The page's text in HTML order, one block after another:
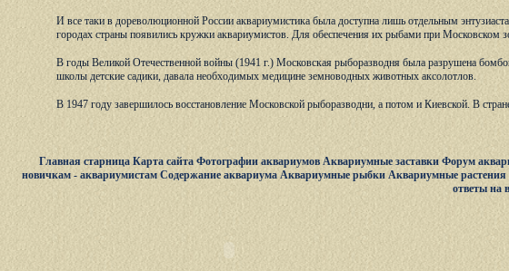
И все таки в дореволюционной России аквариумистика была доступна лишь отдельным
городах страны появились кружки аквариумистов. Для обеспечения их рыбами при Московском
В годы Великой Отечественной войны (1941 г.) Московская рыборазводня была разрушена
школы детские садики, давала необходимых медицине земноводных животных аксолотлов.
В 1947 году завершилось восстановление Московской рыборазводни, а потом и Киевской. В
Главная старница Карта сайта Фотографии аквариумов Аквариумные заставки Форум
новичкам - аквариумистам Содержание аквариума Аквариумные рыбки Аквариумные растения
ответы на